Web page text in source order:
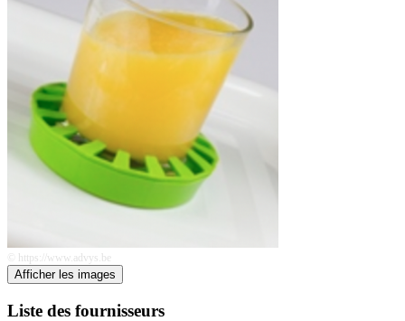
© https://www.advys.be
Afficher les images
Liste des fournisseurs